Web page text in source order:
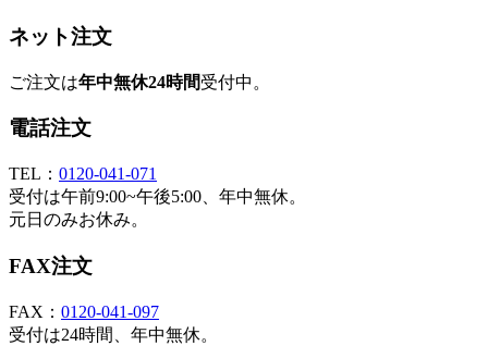
ネット注文
ご注文は年中無休24時間受付中。
電話注文
TEL： 0120-041-071
受付は午前9:00~午後5:00、年中無休。
元日のみお休み。
FAX注文
FAX： 0120-041-097
受付は24時間、年中無休。